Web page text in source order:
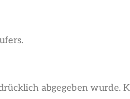
abgegeben wurde.